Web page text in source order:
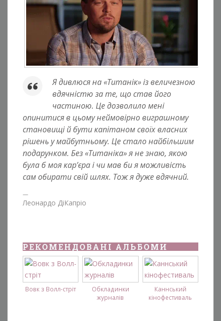
Я дивлюся на «Титанік» із величезною
вдячністю за те, що став його
частиною. Це дозволило мені
опинитися в цьому неймовірно виграшному
становищі й бути капітаном своїх власних
рішень у майбутньому. Це стало найбільшим
подарунком. Без «Титаніка» я не знаю, якою
була б моя кар’єра і чи мав би я можливість
сам обирати свій шлях. Тож я дуже вдячний.
Леонардо ДіКапріо
РЕКОМЕНДОВАНІ АЛЬБОМИ
Вовк з Волл-стріт
Обкладинки
журналів
Каннський
кінофестиваль